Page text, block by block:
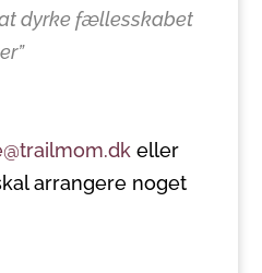
dyrke fællesskabet
eller
arrangere noget